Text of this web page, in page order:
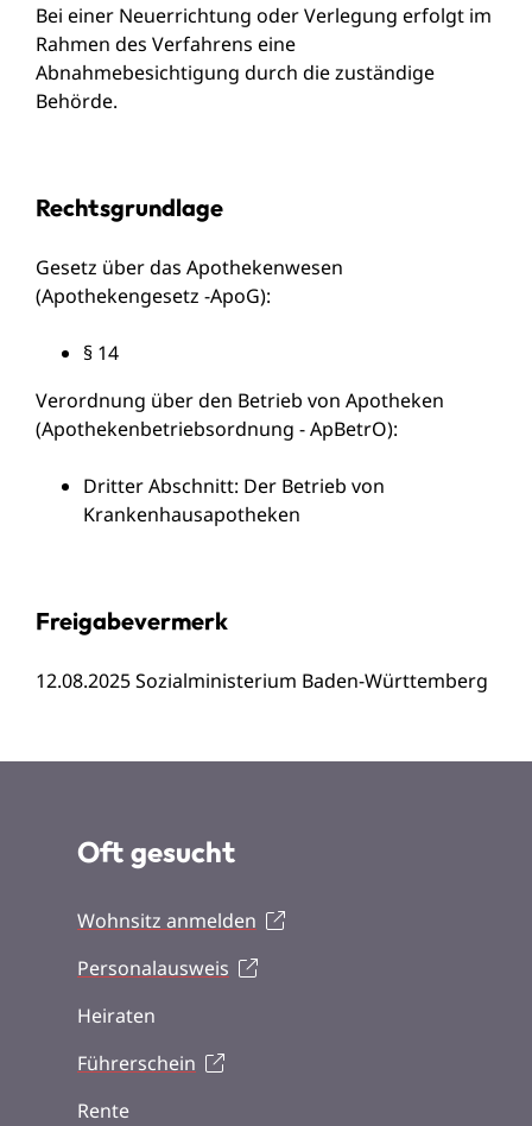
Bei einer Neuerrichtung oder Verlegung erfolgt im
Rahmen des Verfahrens eine
Abnahmebesichtigung durch die zuständige
Behörde.
Rechtsgrundlage
Gesetz über das Apothekenwesen
(Apothekengesetz -ApoG):
§ 14
Verordnung über den Betrieb von Apotheken
(Apothekenbetriebsordnung - ApBetrO):
Dritter Abschnitt: Der Betrieb von
Krankenhausapotheken
Freigabevermerk
12.08.2025 Sozialministerium Baden-Württemberg
Oft gesucht
Wohnsitz anmelden
Personalausweis
Heiraten
Führerschein
Rente